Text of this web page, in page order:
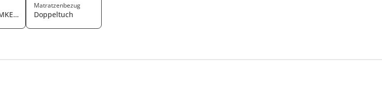
KALTSCHAUMKERN
Matratzenbezug
Doppeltuch